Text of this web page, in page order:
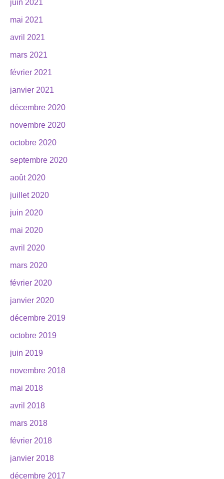
juin 2021
mai 2021
avril 2021
mars 2021
février 2021
janvier 2021
décembre 2020
novembre 2020
octobre 2020
septembre 2020
août 2020
juillet 2020
juin 2020
mai 2020
avril 2020
mars 2020
février 2020
janvier 2020
décembre 2019
octobre 2019
juin 2019
novembre 2018
mai 2018
avril 2018
mars 2018
février 2018
janvier 2018
décembre 2017